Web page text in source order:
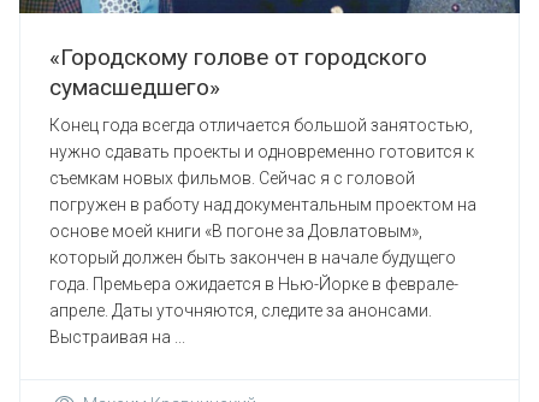
«Городскому голове от городского
сумасшедшего»
Конец года всегда отличается большой занятостью,
нужно сдавать проекты и одновременно готовится к
съемкам новых фильмов. Сейчас я с головой
погружен в работу над документальным проектом на
основе моей книги «В погоне за Довлатовым»,
который должен быть закончен в начале будущего
года. Премьера ожидается в Нью-Йорке в феврале-
апреле. Даты уточняются, следите за анонсами.
Выстраивая на ...